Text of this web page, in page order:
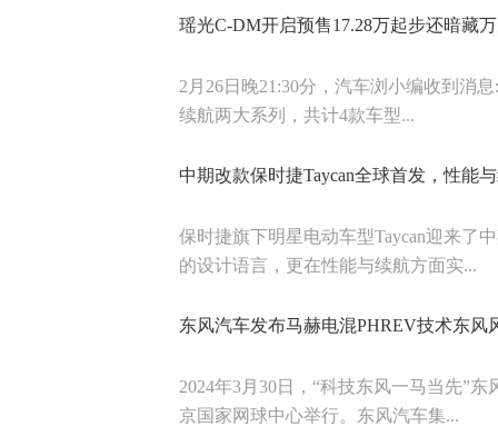
瑶光C-DM开启预售17.28万起步还暗藏
2月26日晚21:30分，汽车浏小编收到消
续航两大系列，共计4款车型...
中期改款保时捷Taycan全球首发，性能
保时捷旗下明星电动车型Taycan迎来了
的设计语言，更在性能与续航方面实...
东风汽车发布马赫电混PHREV技术东风
2024年3月30日，“科技东风一马当先”
京国家网球中心举行。东风汽车集...